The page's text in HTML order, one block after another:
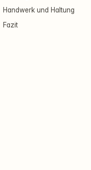
Handwerk und Haltung
Fazit